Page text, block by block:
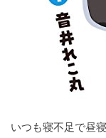
いつも寝不足で昼